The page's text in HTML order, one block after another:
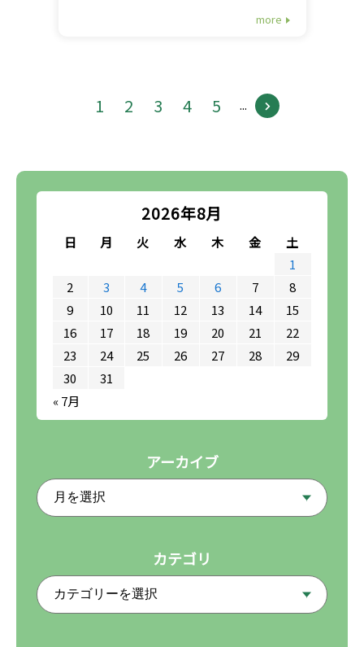
2026年8月
日 月 火 水 木 金
土
1
2
3 4 5 6 7
8
9
10 11 12 13 14
15
16
17 18 19 20 21
22
23
24 25 26 27 28
29
30
31
« 7月
アーカイブ
カテゴリ
more
1 2 3 4 5 ...